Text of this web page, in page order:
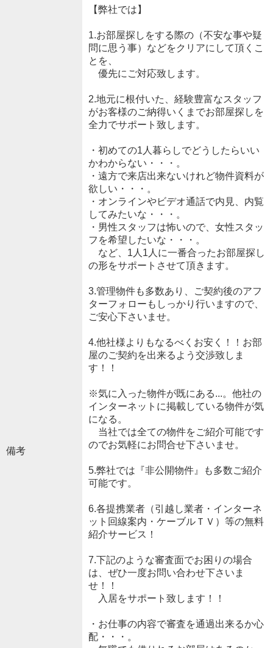
備考
【弊社では】
1.お部屋探しをする際の（不安な事や疑
問に思う事）などをクリアにして頂くこ
とを、
優先にご対応致します。
2.地元に根付いた、経験豊富なスタッフ
がお客様のご納得いくまでお部屋探しを
全力でサポート致します。
・初めての1人暮らしでどうしたらいい
かわからない・・・。
・遠方で来店出来ないけれど物件資料が
欲しい・・・。
・オンラインやビデオ通話で内見、内覧
してみたいな・・・。
・男性スタッフは怖いので、女性スタッ
フを希望したいな・・・。
など、1人1人に一番合ったお部屋探し
の形をサポートさせて頂きます。
3.管理物件も多数あり、ご契約後のアフ
ターフォローもしっかり行いますので、
ご安心下さいませ。
4.他社様よりもなるべくお安く！！お部
屋のご契約を出来るよう交渉致しま
す！！
※気に入った物件が既にある...。他社の
インターネットに掲載している物件が気
になる。
当社では全ての物件をご紹介可能です
のでお気軽にお問合せ下さいませ。
5.弊社では『非公開物件』も多数ご紹介
可能です。
6.各提携業者（引越し業者・インターネ
ット回線案内・ケーブルＴＶ）等の無料
紹介サービス！
7.下記のような審査面でお困りの場合
は、ぜひ一度お問い合わせ下さいま
せ！！
入居をサポート致します！！
・お仕事の内容で審査を通過出来るか心
配・・・。